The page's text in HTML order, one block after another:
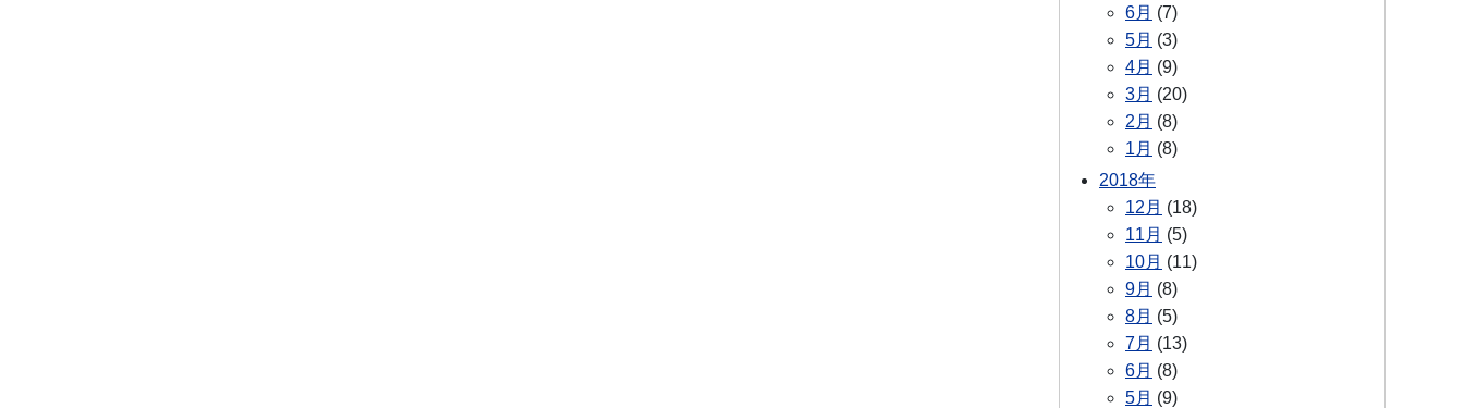
6月 (7)
5月 (3)
4月 (9)
3月 (20)
2月 (8)
1月 (8)
2018年
12月 (18)
11月 (5)
10月 (11)
9月 (8)
8月 (5)
7月 (13)
6月 (8)
5月 (9)